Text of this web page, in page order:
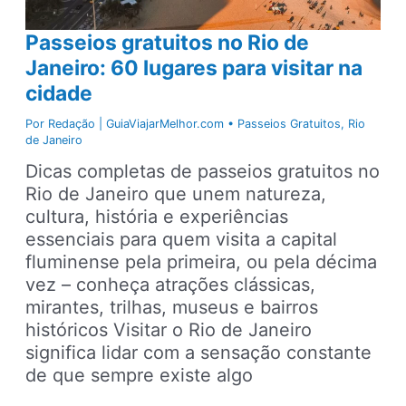
Passeios gratuitos no Rio de
Janeiro: 60 lugares para visitar na
cidade
Por Redação | GuiaViajarMelhor.com • Passeios Gratuitos, Rio
de Janeiro
Dicas completas de passeios gratuitos no
Rio de Janeiro que unem natureza,
cultura, história e experiências
essenciais para quem visita a capital
fluminense pela primeira, ou pela décima
vez – conheça atrações clássicas,
mirantes, trilhas, museus e bairros
históricos Visitar o Rio de Janeiro
significa lidar com a sensação constante
de que sempre existe algo